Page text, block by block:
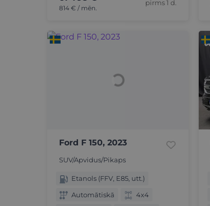
814 € / mēn.
pirms 1 d.
Ford F 150, 2023
SUV/Apvidus/Pikaps
Etanols (FFV, E85, utt.)
Automātiskā
4x4